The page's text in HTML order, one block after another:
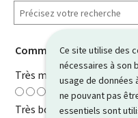
Ce site utilise des
nécessaires à son
usage de données
ne pouvant pas
essentiels sont
Comment évaluez-vous
Très mauvaise
Très bonne